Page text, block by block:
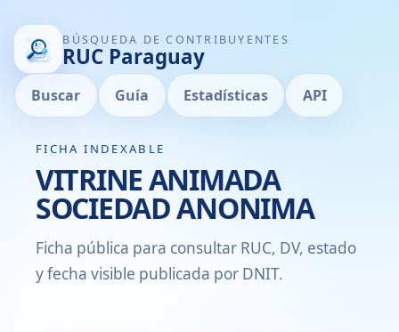
BÚSQUEDA DE CONTRIBUYENTES
RUC Paraguay
Buscar Guía Estadísticas API
FICHA INDEXABLE
VITRINE ANIMADA
SOCIEDAD ANONIMA
Ficha pública para consultar RUC, DV, estado
y fecha visible publicada por DNIT.